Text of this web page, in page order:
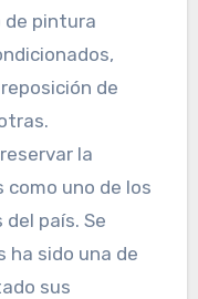
de pintura
de
la
como uno de los
país. Se
ha sido una de
sus